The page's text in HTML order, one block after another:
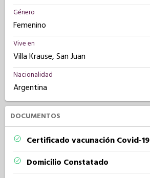
Género
Femenino
Vive en
Villa Krause, San Juan
Nacionalidad
Argentina
DOCUMENTOS
Certificado vacunación Covid-19
Domicilio Constatado